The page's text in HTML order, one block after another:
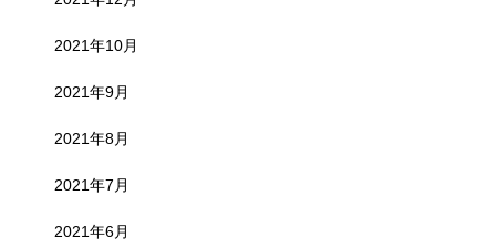
2021年10月
2021年9月
2021年8月
2021年7月
2021年6月